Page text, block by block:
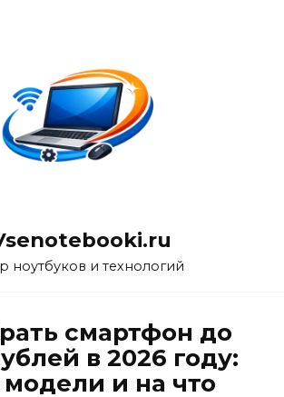
ноутбуков и технологий
смартфон до
в 2026 году:
и на что